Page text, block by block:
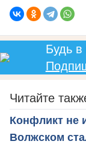
Будь в
Читайте
Конфликт не
Волжском